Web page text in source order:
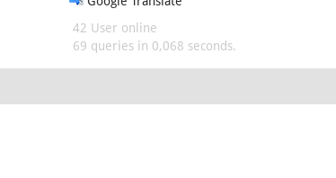
42 User online
69 queries in 0,068 seconds.